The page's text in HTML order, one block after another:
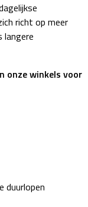
richt op meer
onze winkels voor
duurlopen